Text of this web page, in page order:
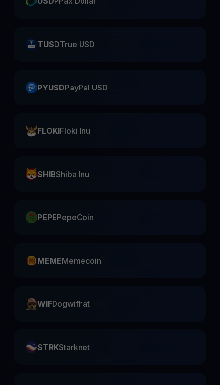
TUSDTrue USD
PYUSDPayPal USD
FLOKIFloki Inu
SHIBShiba Inu
PEPEPepeCoin
MEMEMemecoin
WIFDogwifhat
STRKStarknet